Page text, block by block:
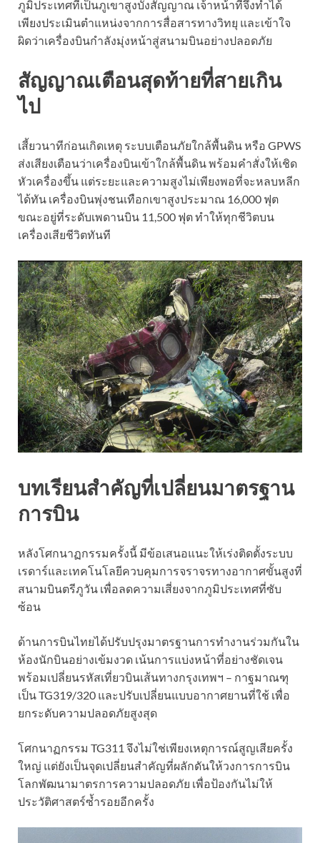
ภูมิประเทศที่เป็นภูเขาสูงบังสัญญาณ เจ้าหน้าที่จึงทำได้
เพียงประเมินตำแหน่งจากการสื่อสารทางวิทยุ และเข้าใจ
ผิดว่าเครื่องบินกำลังมุ่งหน้าสู่สนามบินอย่างปลอดภัย
สัญญาณเตือนสุดท้ายที่สายเกิน
ไป
เสี้ยวนาทีก่อนเกิดเหตุ ระบบเตือนภัยใกล้พื้นดิน หรือ GPWS
ส่งเสียงเตือนว่าเครื่องบินเข้าใกล้พื้นดิน พร้อมคำสั่งให้เชิด
หัวเครื่องขึ้น แต่ระยะและความสูงไม่เพียงพอที่จะหลบหลีก
ได้ทัน เครื่องบินพุ่งชนเทือกเขาสูงประมาณ 16,000 ฟุต
ขณะอยู่ที่ระดับเพดานบิน 11,500 ฟุต ทำให้ทุกชีวิตบน
เครื่องเสียชีวิตทันที
บทเรียนสำคัญที่เปลี่ยนมาตรฐาน
การบิน
หลังโศกนาฏกรรมครั้งนี้ มีข้อเสนอแนะให้เร่งติดตั้งระบบ
เรดาร์และเทคโนโลยีควบคุมการจราจรทางอากาศขั้นสูงที่
สนามบินตรีภูวัน เพื่อลดความเสี่ยงจากภูมิประเทศที่ซับ
ซ้อน
ด้านการบินไทยได้ปรับปรุงมาตรฐานการทำงานร่วมกันใน
ห้องนักบินอย่างเข้มงวด เน้นการแบ่งหน้าที่อย่างชัดเจน
พร้อมเปลี่ยนรหัสเที่ยวบินเส้นทางกรุงเทพฯ – กาฐมาณฑุ
เป็น TG319/320 และปรับเปลี่ยนแบบอากาศยานที่ใช้ เพื่อ
ยกระดับความปลอดภัยสูงสุด
โศกนาฏกรรม TG311 จึงไม่ใช่เพียงเหตุการณ์สูญเสียครั้ง
ใหญ่ แต่ยังเป็นจุดเปลี่ยนสำคัญที่ผลักดันให้วงการการบิน
โลกพัฒนามาตรการความปลอดภัย เพื่อป้องกันไม่ให้
ประวัติศาสตร์ซ้ำรอยอีกครั้ง